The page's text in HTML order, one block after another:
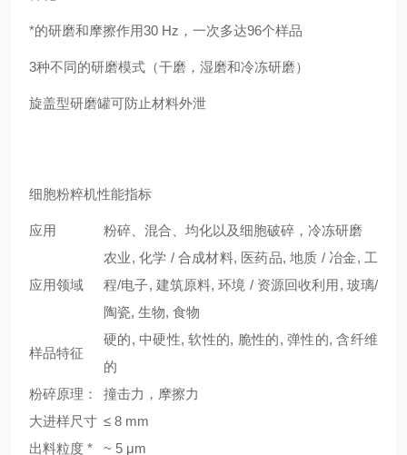
*的研磨和摩擦作用30 Hz，一次多达96个样品
3种不同的研磨模式（干磨，湿磨和冷冻研磨）
旋盖型研磨罐可防止材料外泄
细胞粉粹机性能指标
应用 粉碎、混合、均化以及细胞破碎，冷冻研磨
应用领域
农业, 化学 / 合成材料, 医药品, 地质 / 冶金, 工
程/电子, 建筑原料, 环境 / 资源回收利用, 玻璃/
陶瓷, 生物, 食物
样品特征
硬的, 中硬性, 软性的, 脆性的, 弹性的, 含纤维
的
粉碎原理：
撞击力，摩擦力
大进样尺寸 ≤ 8 mm
出料粒度 *
~ 5 μm